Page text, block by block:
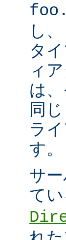
し
タ
ィ
は
同
ラ
す。
サ
てい